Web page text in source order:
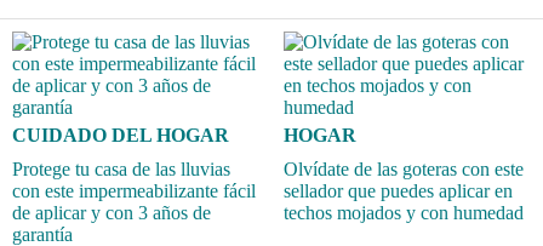
CUIDADO DEL HOGAR
Protege tu casa de las lluvias
con este impermeabilizante fácil
de aplicar y con 3 años de
garantía
HOGAR
Olvídate de las goteras con este
sellador que puedes aplicar en
techos mojados y con humedad